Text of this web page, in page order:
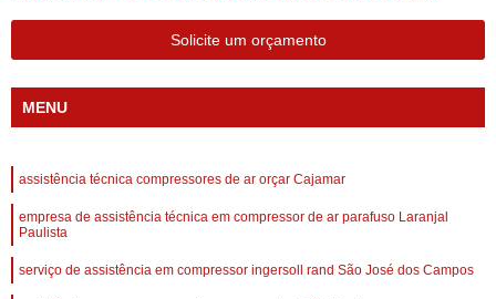
Solicite um orçamento
MENU
assistência técnica compressores de ar orçar Cajamar
empresa de assistência técnica em compressor de ar parafuso Laranjal
Paulista
serviço de assistência em compressor ingersoll rand São José dos Campos